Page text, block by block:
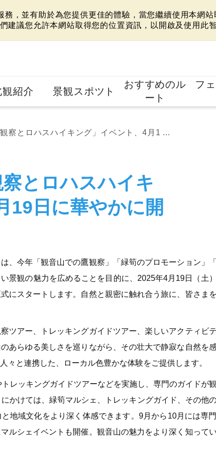
，並有助於為您提供更佳的體驗，當您繼續使用本網
建議您允許本網站取得您的位置資訊，以開啟及使用此智
観紹介 景観スポツト
おすすめのル
ート
フ
察とロハスハイキング」イベント、4月1 ...
とロハスハイキ
19日に華やかに開
、今年「観音山での鷹観察」「緑筍のプロモーション」
景観の魅力を広めることを目的に、2025年4月19日（土
にスタートします。自然と親密に触れ合う旅に、皆さま
ツアー、トレッキングガイドツアー、楽しいアクティビ
あらゆる美しさを巡りながら、その壮大で静寂な自然を
々と連携した、ローカル色豊かな体験をご提供します。
レッキングガイドツアーなどを実施し、専門のガイドが
かけては、緑筍マルシェ、トレッキングガイド、その他
地域文化をより深く体感できます。9月から10月には専
ルシェイベントも開催。観音山の魅力をより深く知ってい